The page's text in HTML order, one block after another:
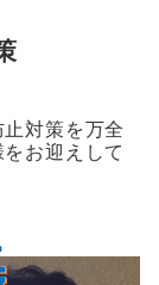
対策を万全
お迎えして